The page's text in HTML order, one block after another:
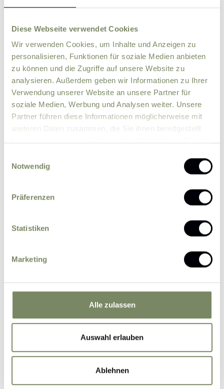
Diese Webseite verwendet Cookies
Wir verwenden Cookies, um Inhalte und Anzeigen zu
personalisieren, Funktionen für soziale Medien anbieten
zu können und die Zugriffe auf unsere Website zu
analysieren. Außerdem geben wir Informationen zu Ihrer
Verwendung unserer Website an unsere Partner für
soziale Medien, Werbung und Analysen weiter. Unsere
Partner führen diese Informationen möglicherweise mit
weiteren Daten zusammen, die Sie ihnen bereitgestellt
Notwendig
Präferenzen
Statistiken
Marketing
Alle zulassen
Auswahl erlauben
Ablehnen
ZIP City
Country
Comment
offers by e-mail.
may be processed by the data protection officer
for the purpose of processing my enquiry on the
basis of the consent given by me by sending the
Submit Inquiry